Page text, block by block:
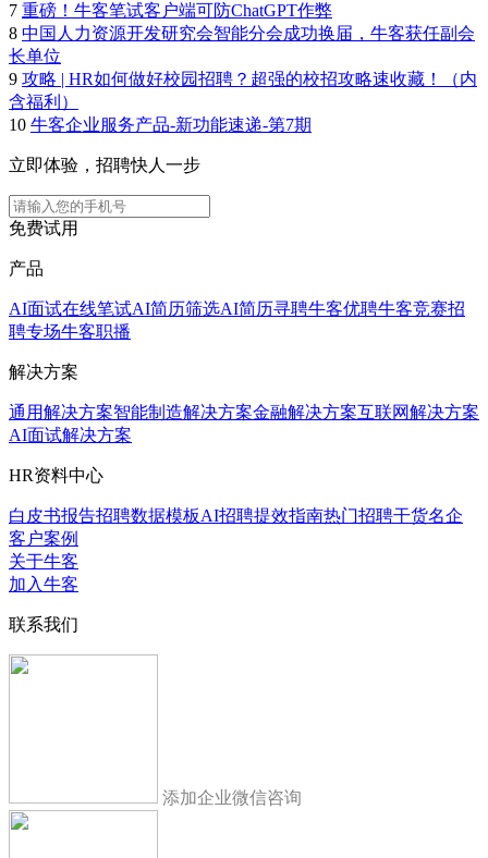
7 重磅！牛客笔试客户端可防ChatGPT作弊
8 中国人力资源开发研究会智能分会成功换届，牛客获任副会
长单位
9 攻略 | HR如何做好校园招聘？超强的校招攻略速收藏！（内
含福利）
10 牛客企业服务产品-新功能速递-第7期
立即体验，招聘快人一步
免费试用
产品
AI面试在线笔试AI简历筛选AI简历寻聘牛客优聘牛客竞赛招
聘专场牛客职播
解决方案
通用解决方案智能制造解决方案金融解决方案互联网解决方案
AI面试解决方案
HR资料中心
白皮书报告招聘数据模板AI招聘提效指南热门招聘干货名企
客户案例
关于牛客
加入牛客
联系我们
添加企业微信咨询